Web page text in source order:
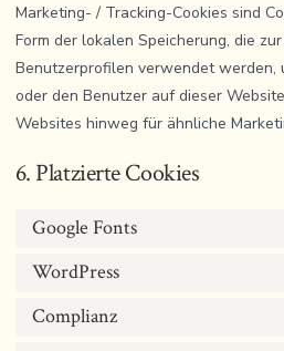
Marketing- / Tracking-Cookies sind
Form der lokalen Speicherung, die
Benutzerprofilen verwendet werden,
oder den Benutzer auf dieser
Websites hinweg für ähnliche
6. Platzierte Cookies
Google Fonts
WordPress
Complianz